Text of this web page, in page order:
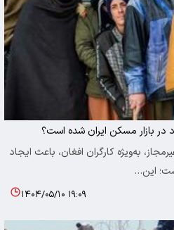
در بازار مسکن ایران شده است؟
به‌ویژه کارگران افغان، باعث ایجاد
این…
۱۴۰۴/۰۵/۱۰ ۱۹:۰۹